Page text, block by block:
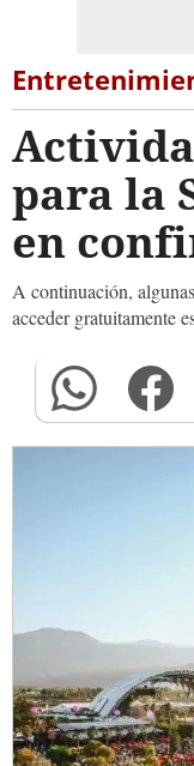
para la
en
A continuación,
acceder gratuitamente